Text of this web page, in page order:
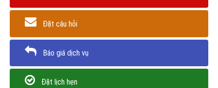
Đặt câu hỏi
Báo giá dịch vụ
Đặt lịch hẹn